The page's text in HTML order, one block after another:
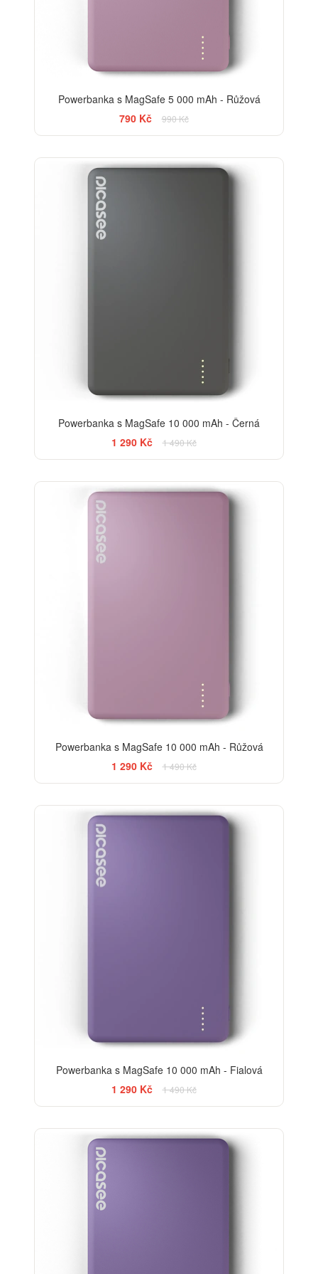
Powerbanka s MagSafe 5 000 mAh - Růžová
790 Kč
990 Kč
Powerbanka s MagSafe 10 000 mAh - Černá
1 290 Kč
1 490 Kč
Powerbanka s MagSafe 10 000 mAh - Růžová
1 290 Kč
1 490 Kč
Powerbanka s MagSafe 10 000 mAh - Fialová
1 290 Kč
1 490 Kč